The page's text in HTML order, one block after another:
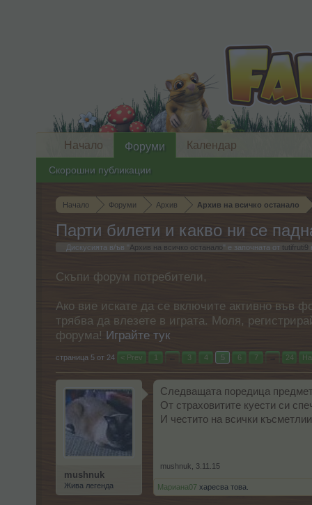
Начало Форуми Архив Архив на всичко останало
Парти билети и какво ни се
Дискусията в/ъв " Архив на всичко останало " е започната от tutifruti9
Скъпи форум потребители,
Ако вие искате да се включите активно във
трябва да влезете в играта. Моля,
форума! Играйте тук
страница 5 от 24 < Prev 1 ← 3 4 5 6 7 → 24
mushnuk
Жива легенда
Следващата поредица
От страховитите куести си
И честито на всички
mushnuk 3.11.15
Мариана07 харесва това.
Начало Форуми
Скорошни публикации
Календар